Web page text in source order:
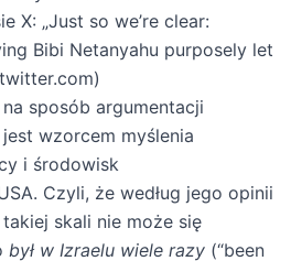
X: „Just so we’re clear:
Bibi Netanyahu purposely let
sposób argumentacji
wzorcem myślenia
i środowisk
Czyli, że według jego opinii
skali nie może się
był w Izraelu wiele razy (“been